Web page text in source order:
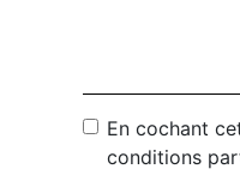
En cochant
conditions